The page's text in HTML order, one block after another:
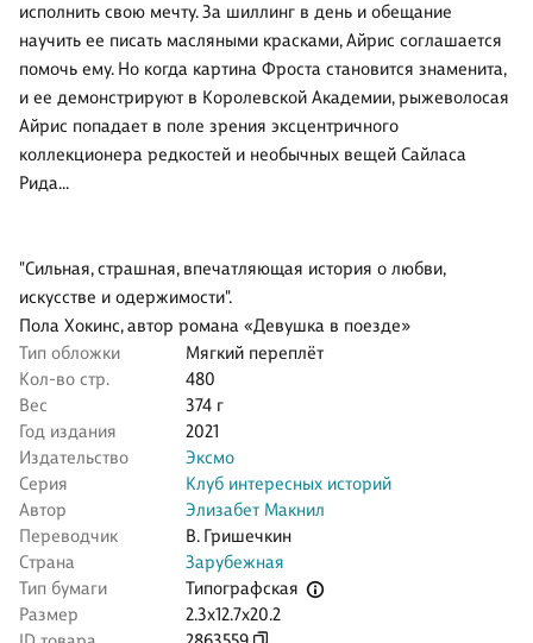
исполнить свою мечту. За шиллинг в день и обещание
научить ее писать масляными красками, Айрис соглашается
помочь ему. Но когда картина Фроста становится знаменита,
и ее демонстрируют в Королевской Академии, рыжеволосая
Айрис попадает в поле зрения эксцентричного
коллекционера редкостей и необычных вещей Сайласа
Рида...
"Сильная, страшная, впечатляющая история о любви,
искусстве и одержимости".
Пола Хокинс, автор романа «Девушка в поезде»
Тип обложки
Мягкий переплёт
Кол-во стр.
480
Вес
374 г
Год издания
2021
Издательство
Эксмо
Серия
Клуб интересных историй
Автор
Элизабет Макнил
Переводчик
В. Гришечкин
Страна
Зарубежная
Тип бумаги
Типографская
Размер
2.3x12.7x20.2